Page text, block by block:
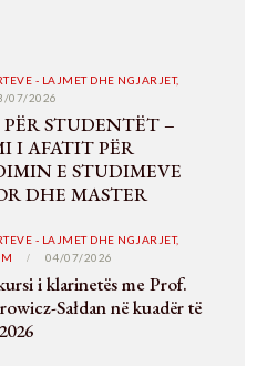
- LAJMET DHE NGJARJET,
07/2026
STUDENTËT –
I AFATIT PËR
E STUDIMEVE
DHE MASTER
- LAJMET DHE NGJARJET,
04/07/2026
i klarinetës me Prof.
Sałdan në kuadër të